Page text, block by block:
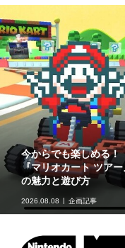
ゲームフリーク公式チ
ンネルにて『ぽこ あ
モン』開発エピソード
2026.08.07 ニュース